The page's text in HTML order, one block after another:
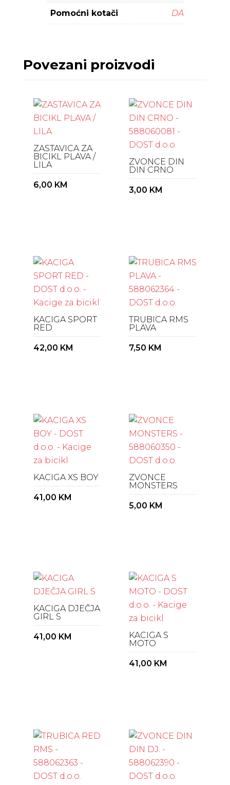
Pomoćni kotači DA
Povezani proizvodi
ZASTAVICA ZA
BICIKL PLAVA /
LILA
6,00 KM
ZVONCE DIN
DIN CRNO
3,00 KM
KACIGA SPORT
RED
42,00 KM
TRUBICA RMS
PLAVA
7,50 KM
KACIGA XS BOY
41,00 KM
ZVONCE
MONSTERS
5,00 KM
KACIGA DJEČJA
GIRL S
41,00 KM
KACIGA S
MOTO
41,00 KM